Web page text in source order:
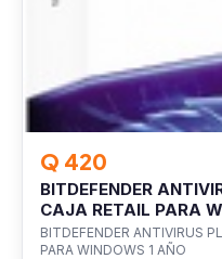
Q 420
BITDEFENDER
CAJA RETAIL PARA
BITDEFENDER ANTIVIRUS
PARA WINDOWS 1 AÑO